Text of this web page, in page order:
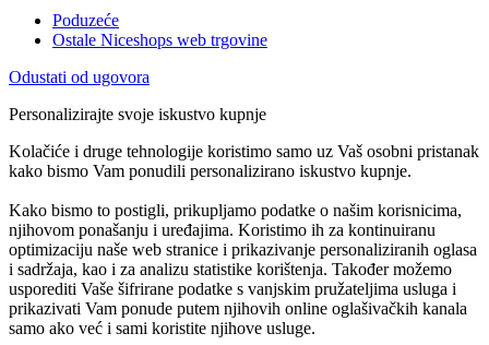
Poduzeće
Ostale Niceshops web trgovine
Odustati od ugovora
Personalizirajte svoje iskustvo kupnje
Kolačiće i druge tehnologije koristimo samo uz Vaš osobni pristanak
kako bismo Vam ponudili personalizirano iskustvo kupnje.
Kako bismo to postigli, prikupljamo podatke o našim korisnicima,
njihovom ponašanju i uređajima. Koristimo ih za kontinuiranu
optimizaciju naše web stranice i prikazivanje personaliziranih oglasa
i sadržaja, kao i za analizu statistike korištenja. Također možemo
usporediti Vaše šifrirane podatke s vanjskim pružateljima usluga i
prikazivati Vam ponude putem njihovih online oglašivačkih kanala
samo ako već i sami koristite njihove usluge.